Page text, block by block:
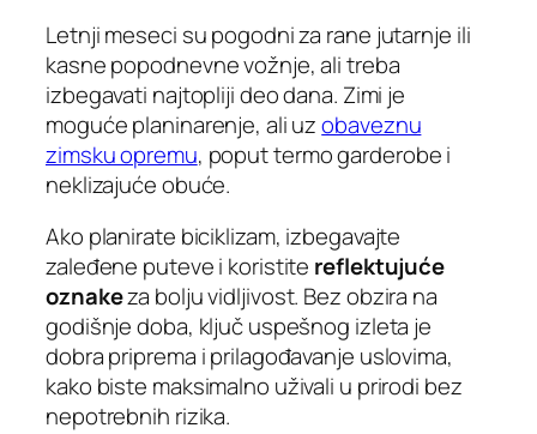
Letnji meseci su pogodni za rane jutarnje ili
kasne popodnevne vožnje, ali treba
izbegavati najtopliji deo dana. Zimi je
moguće planinarenje, ali uzobaveznu
zimsku opremu, poput termo garderobe i
neklizajuće obuće.
Ako planirate biciklizam, izbegavajte
zaleđene puteve i koristite reflektujuće
oznakeza bolju vidljivost. Bez obzira na
godišnje doba, ključ uspešnog izleta je
dobra priprema i prilagođavanje uslovima,
kako biste maksimalno uživali u prirodi bez
nepotrebnih rizika.